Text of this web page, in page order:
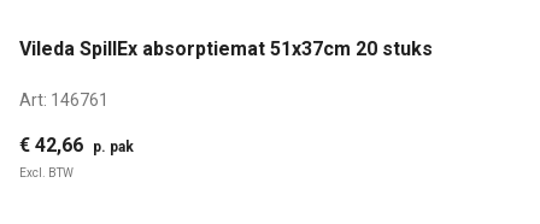
Vileda SpillEx absorptiemat 51x37cm 20 stuks
Art: 146761
€ 42,66 p. pak
Excl. BTW